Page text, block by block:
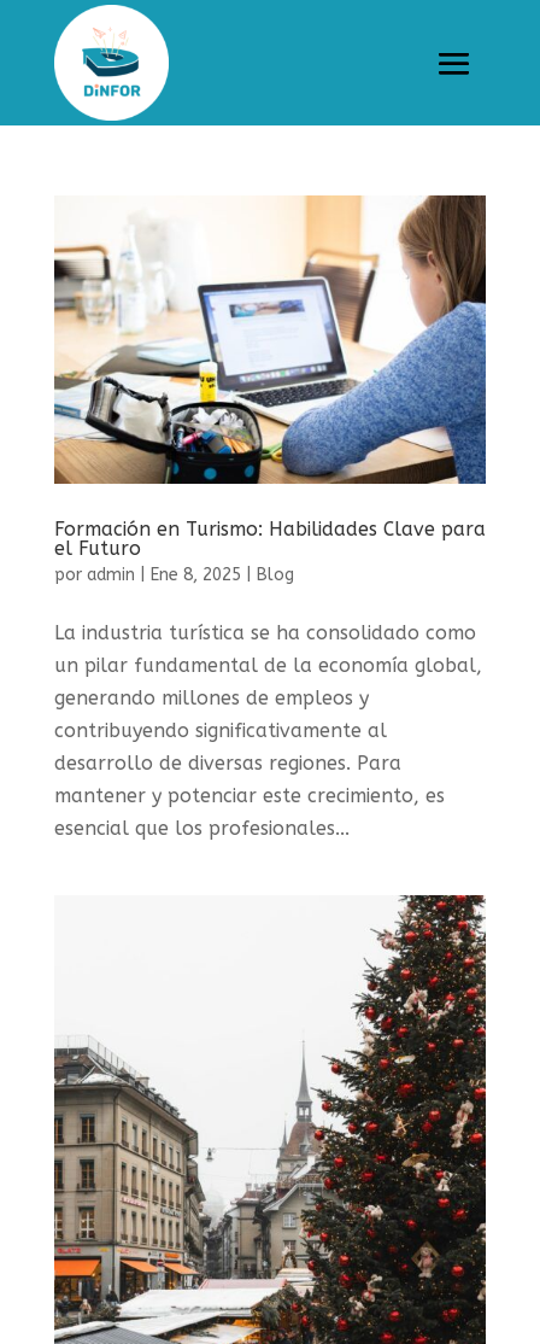
Formación en Turismo: Habilidades Clave para
el Futuro
por admin Ene 8, 2025 Blog
La industria turística se ha consolidado como
un pilar fundamental de la economía global,
generando millones de empleos y
contribuyendo significativamente al
desarrollo de diversas regiones. Para
mantener y potenciar este crecimiento, es
esencial que los profesionales...